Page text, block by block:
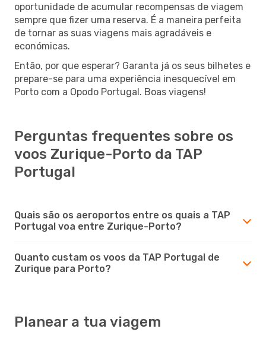
oportunidade de acumular recompensas de viagem
sempre que fizer uma reserva. É a maneira perfeita
de tornar as suas viagens mais agradáveis e
económicas.
Então, por que esperar? Garanta já os seus bilhetes e
prepare-se para uma experiência inesquecível em
Porto com a Opodo Portugal. Boas viagens!
Perguntas frequentes sobre os
voos Zurique-Porto da TAP
Portugal
Quais são os aeroportos entre os quais a TAP
Portugal voa entre Zurique-Porto?
Quanto custam os voos da TAP Portugal de
Zurique para Porto?
Planear a tua viagem